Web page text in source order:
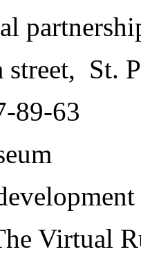
street, St.
89-63
Virtual